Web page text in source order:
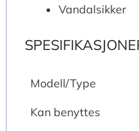
Vandalsikker
Modell/Type
Kan benyttes